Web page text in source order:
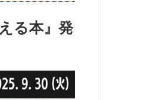
る本』発